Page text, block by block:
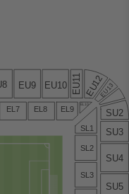
EL7 EL8 EL9
EL10
EU9 EU10 EU
1
1 EU12EU13
SL1
SL2
SL3
SU2
SU3
SU4
SU5